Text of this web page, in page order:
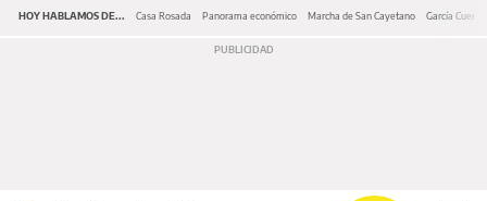
HOY HABLAMOS DE... Casa Rosada Panorama económico Marcha de San Cayetano García Cuerva